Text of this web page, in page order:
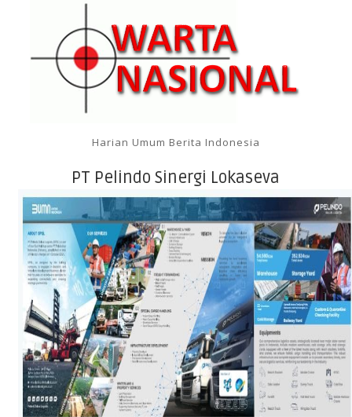
Harian Umum Berita Indonesia
PT Pelindo Sinergi Lokaseva